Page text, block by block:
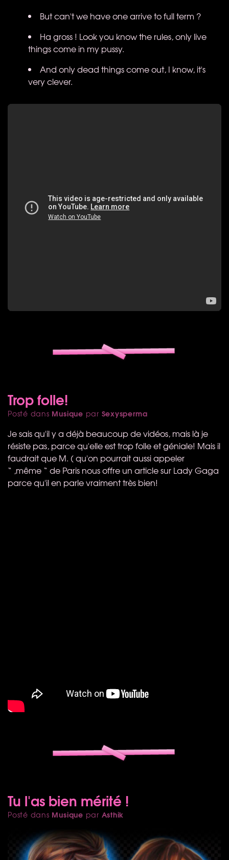
But can't we have one arrive to full term ?
Ha gross ! Look you know the rules, only live
things come in my pussy.
And only dead things come out, I know, it's
very clever.
Trop folle!
Posté dans Musique par Sexysperma
Je sais qu'il y a déjà beaucoup de vidéos, mais là je
résiste pas, parce qu'elle est trop folle et géniale! Mais il
faudrait que M. ( qu'on pourrait aussi appeler
“ ,même “ de Paris nous offre un article sur Lady Gaga
parce qu'il en parle vraiment très bien!
Tu l'as bien mérité !
Posté dans Musique par Asthik